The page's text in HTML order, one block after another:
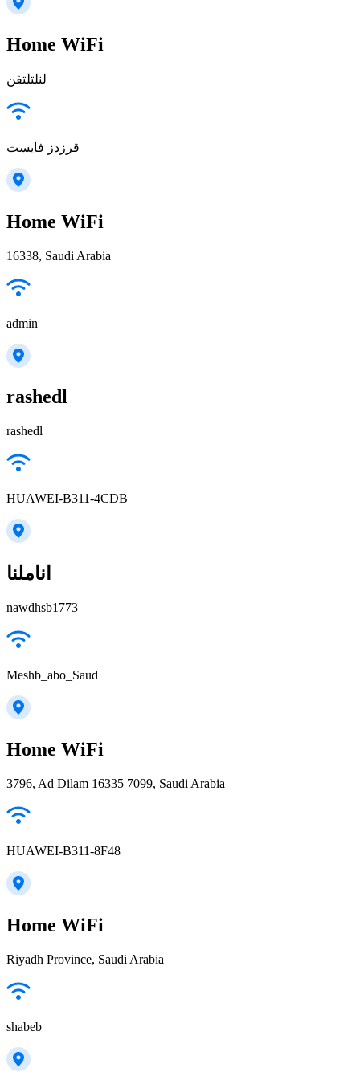
Home WiFi
لنلتلتفن
قرزدز فايست
Home WiFi
16338, Saudi Arabia
admin
rashedl
rashedl
HUAWEI-B311-4CDB
اناملنا
nawdhsb1773
Meshb_abo_Saud
Home WiFi
3796, Ad Dilam 16335 7099, Saudi Arabia
HUAWEI-B311-8F48
Home WiFi
Riyadh Province, Saudi Arabia
shabeb